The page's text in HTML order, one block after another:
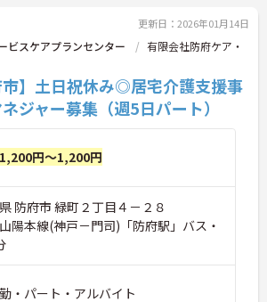
更新日：2026年01月14日
ビスケアプランセンター
有限会社防府ケア・
市】土日祝休み◎居宅介護支援事
ジャー募集（週5日パート）
1,200円～1,200円
防府市 緑町２丁目４－２８
陽本線(神戸－門司)「防府駅」バス・
・パート・アルバイト